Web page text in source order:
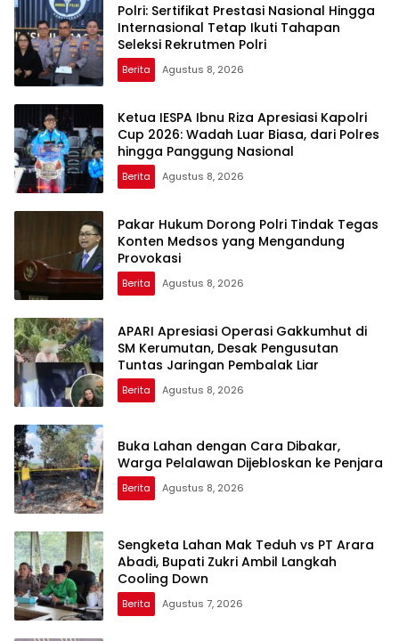
Polri: Sertifikat Prestasi Nasional Hingga
Internasional Tetap Ikuti Tahapan
Seleksi Rekrutmen Polri
Berita Agustus 8, 2026
Ketua IESPA Ibnu Riza Apresiasi Kapolri
Cup 2026: Wadah Luar Biasa, dari Polres
hingga Panggung Nasional
Berita Agustus 8, 2026
Pakar Hukum Dorong Polri Tindak Tegas
Konten Medsos yang Mengandung
Provokasi
Berita Agustus 8, 2026
APARI Apresiasi Operasi Gakkumhut di
SM Kerumutan, Desak Pengusutan
Tuntas Jaringan Pembalak Liar
Berita Agustus 8, 2026
Buka Lahan dengan Cara Dibakar,
Warga Pelalawan Dijebloskan ke Penjara
Berita Agustus 8, 2026
Sengketa Lahan Mak Teduh vs PT Arara
Abadi, Bupati Zukri Ambil Langkah
Cooling Down
Berita Agustus 7, 2026